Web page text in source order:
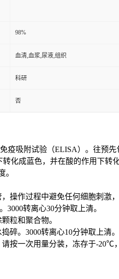
98%
血清,血浆,尿液,组织
科研
否
疫吸附试验（ELISA）。往预先
化成蓝色，并在酸的作用下转
。
操作过程中避免任何细胞刺激
转离心30分钟取上清。
粒和聚合物。
碎。3000转离心10分钟取上清。
按一次用量分装，冻存于-20℃